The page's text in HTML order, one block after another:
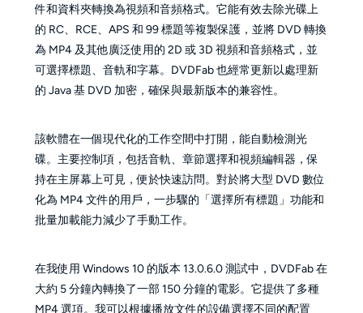
件和資料夾轉換為視頻和音頻格式。它能有效去除光碟上
的 RC、RCE、APS 和 99 標題等複製保護，並將 DVD 轉換
為 MP4 及其他廣泛使用的 2D 或 3D 視頻和音頻格式，並
可選擇標題、音軌和字幕。DVDFab 也經常更新以處理新
的 Java 基 DVD 加密，確保與最新版本的兼容性。
該軟體在一個現代化的工作空間中打開，能自動檢測光
碟。主要控制項，包括音軌、章節選擇和視頻編輯器，保
持在主屏幕上可見，便於快速訪問。對於將大型 DVD 數位
化為 MP4 文件的用戶，一步驟的「選擇所有標題」功能和
批量加載能力減少了手動工作。
在我使用 Windows 10 的版本 13.0.6.0 測試中，DVDFab 在
大約 5 分鐘內轉換了一部 150 分鐘的電影。它提供了多種
MP4 選項。我可以根據播放文件的設備選擇不同的配置